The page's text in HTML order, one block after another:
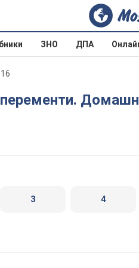
ЗНО ДПА
3 4